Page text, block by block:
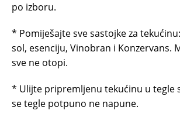
po izboru.
* Pomiješajte sve sastojke za
sol, esenciju, Vinobran i Konzervans.
sve ne otopi.
* Ulijte pripremljenu tekućinu u tegle
se tegle potpuno ne napune.